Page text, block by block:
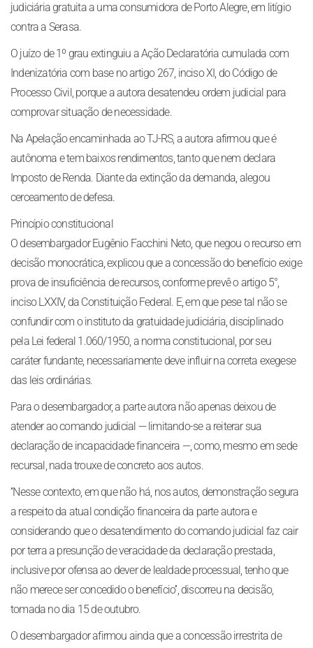
judiciária gratuita a uma consumidora de Porto Alegre, em litígio
contra a Serasa.
O juízo de 1º grau extinguiu a Ação Declaratória cumulada com
Indenizatória com base no artigo 267, inciso XI, do Código de
Processo Civil, porque a autora desatendeu ordem judicial para
comprovar situação de necessidade.
Na Apelação encaminhada ao TJ-RS, a autora afirmou que é
autônoma e tem baixos rendimentos, tanto que nem declara
Imposto de Renda. Diante da extinção da demanda, alegou
cerceamento de defesa.
Princípio constitucional
O desembargador Eugênio Facchini Neto, que negou o recurso em
decisão monocrática, explicou que a concessão do benefício exige
prova de insuficiência de recursos, conforme prevê o artigo 5°,
inciso LXXIV, da Constituição Federal. E, em que pese tal não se
confundir com o instituto da gratuidade judiciária, disciplinado
pela Lei federal 1.060/1950, a norma constitucional, por seu
caráter fundante, necessariamente deve influir na correta exegese
das leis ordinárias.
Para o desembargador, a parte autora não apenas deixou de
atender ao comando judicial — limitando-se a reiterar sua
declaração de incapacidade financeira —, como, mesmo em sede
recursal, nada trouxe de concreto aos autos.
‘‘Nesse contexto, em que não há, nos autos, demonstração segura
a respeito da atual condição financeira da parte autora e
considerando que o desatendimento do comando judicial faz cair
por terra a presunção de veracidade da declaração prestada,
inclusive por ofensa ao dever de lealdade processual, tenho que
não merece ser concedido o benefício’’, discorreu na decisão,
tomada no dia 15 de outubro.
O desembargador afirmou ainda que a concessão irrestrita de